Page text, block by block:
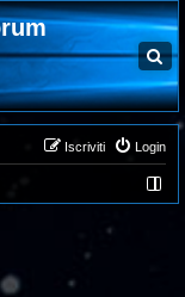
C
e
r
c
a
Login
Iscriviti